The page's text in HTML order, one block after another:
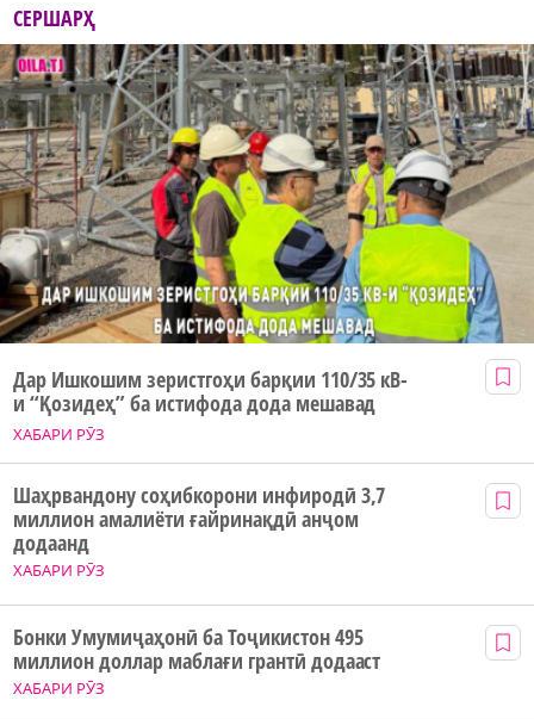
СЕРШАРҲ
ХАБАРИ РӮЗ
Дар Ишкошим зеристгоҳи барқии 110/35 кВ-
и “Қозидеҳ” ба истифода дода мешавад
ХАБАРИ РӮЗ
Шаҳрвандону соҳибкорони инфиродӣ 3,7
миллион амалиёти ғайринақдӣ анҷом
додаанд
ХАБАРИ РӮЗ
Бонки Умумиҷаҳонӣ ба Тоҷикистон 495
миллион доллар маблағи грантӣ додааст